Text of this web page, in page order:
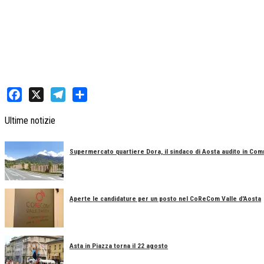
Ultime notizie
Supermercato quartiere Dora, il sindaco di Aosta audito in
Aperte le candidature per un posto nel CoReCom Valle d'Aosta
Asta in Piazza torna il 22 agosto